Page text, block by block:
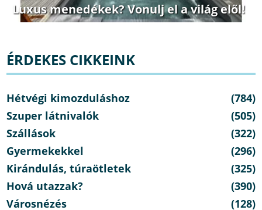
Luxus menedékek? Vonulj el a világ elől!
ÉRDEKES CIKKEINK
Hétvégi kimozduláshoz
(784)
Szuper látnivalók
(505)
Szállások
(322)
Gyermekekkel
(296)
Kirándulás, túraötletek
(325)
Hová utazzak?
(390)
Városnézés
(128)